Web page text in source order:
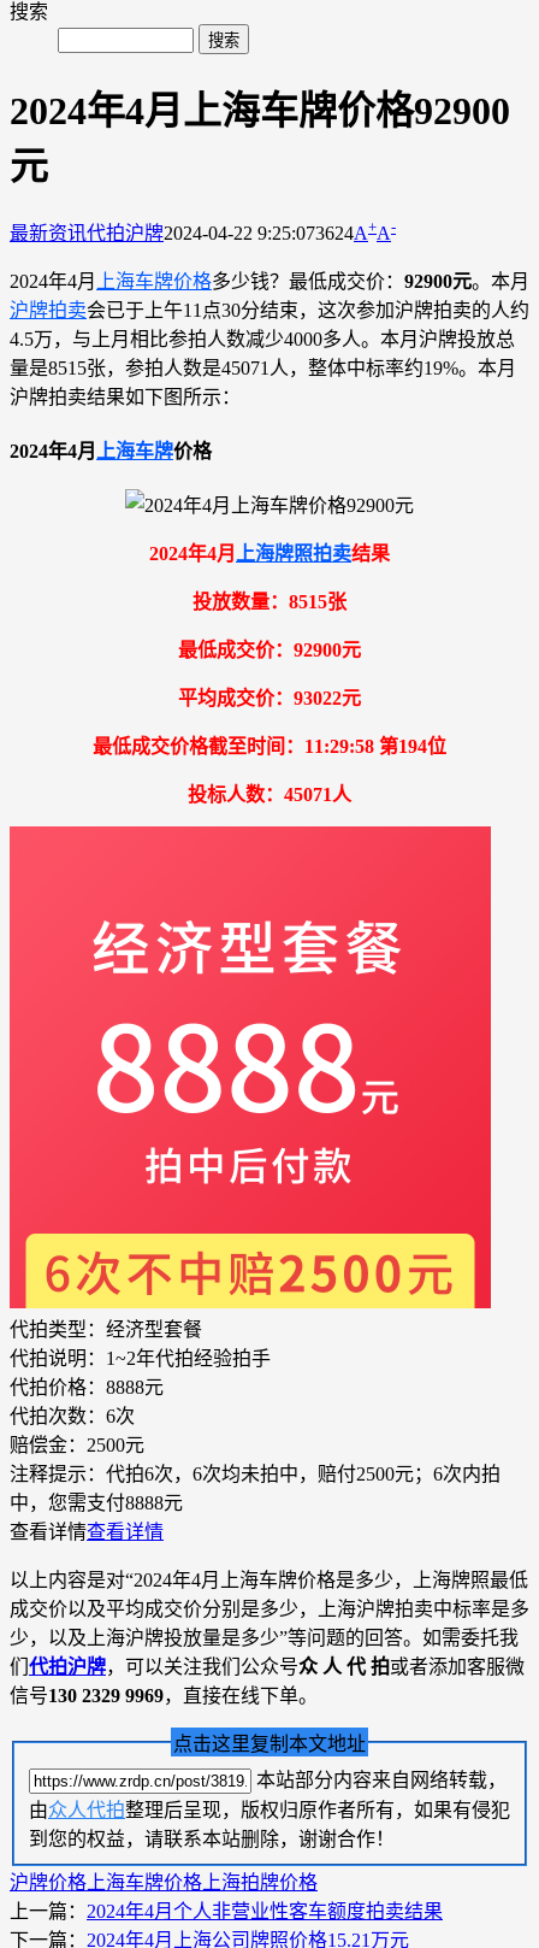
搜索
2024年4月上海车牌价格92900
元
最新资讯代拍沪牌2024-04-22 9:25:073624A+A-
2024年4月 上海车牌价格多少钱？最低成交价： 92900元。本月
沪牌拍卖会已于上午11点30分结束，这次参加沪牌拍卖的人约
4.5万，与上月相比参拍人数减少4000多人。本月沪牌投放总
量是8515张，参拍人数是45071人，整体中标率约19%。本月
沪牌拍卖结果如下图所示：
2024年4月 上海车牌价格
2024年4月 上海牌照拍卖结果
投放数量：8515张
最低成交价：92900元
平均成交价：93022元
最低成交价格截至时间：11:29:58 第194位
投标人数：45071人
代拍类型： 经济型套餐
代拍说明： 1~2年代拍经验拍手
代拍价格： 8888元
代拍次数： 6次
赔偿金： 2500元
注释提示： 代拍6次，6次均未拍中，赔付2500元；6次内拍
中，您需支付8888元
查看详情查看详情
以上内容是对“2024年4月上海车牌价格是多少，上海牌照最低
成交价以及平均成交价分别是多少，上海沪牌拍卖中标率是多
少，以及上海沪牌投放量是多少”等问题的回答。如需委托我
们 代拍沪牌，可以关注我们公众号众 人 代 拍或者添加客服微
信号130 2329 9969，直接在线下单。
点击这里复制本文地址
本站部分内容来自网络转载，
由众人代拍整理后呈现，版权归原作者所有，如果有侵犯
到您的权益，请联系本站删除，谢谢合作！
沪牌价格 上海车牌价格 上海拍牌价格
上一篇： 2024年4月个人非营业性客车额度拍卖结果
下一篇： 2024年4月上海公司牌照价格15.21万元